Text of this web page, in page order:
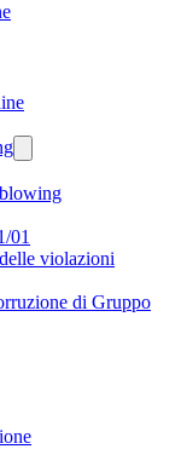
01
violazioni
di Gruppo